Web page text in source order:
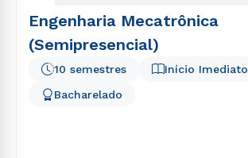
Engenharia Mecatrônica
(Semipresencial)
Início Imediato
10 semestres
Bacharelado